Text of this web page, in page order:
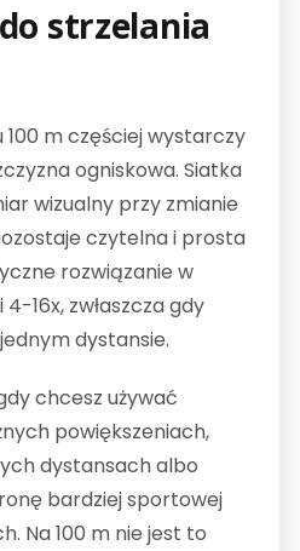
do strzelania
m częściej wystarczy
ogniskowa. Siatka
wizualny przy zmianie
czytelna i prosta
rozwiązanie w
16x, zwłaszcza gdy
dystansie.
chcesz używać
powiększeniach,
dystansach albo
bardziej sportowej
Na 100 m nie jest to